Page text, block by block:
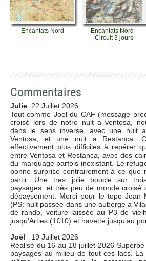
Encantats Nord
Encantats Nord -
Circuit 3 jours
Commentaires
Julie 22 Juillet 2026
Tout comme Joel du CAF (message
croisé lors de notre nuit a ventosa,
dans le sens inverse, avec une nuit
Ventosa, et une nuit a Restanca.
effectivement plus difficiles à repérer
entre Ventosa et Restanca, avec des
du marquage parfois inexistant. Le
bonne surprise contrairement à ce que
partir. Une tres jolie boucle sur
paysages, et très peu de monde croisé
dépaysement. Merci pour le topo Jean
(PS: nuit passée dans une auberge a
de rando, voiture laissée au P3 de
jusqu'Arties (1€10) et navette jusqu'au
Joël
19 Juillet 2026
Réalisé du 16 au 18 juillet 2026
paysages au milieu de tout ces lacs.